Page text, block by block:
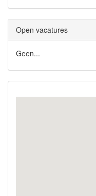
Open vacatures
Geen...